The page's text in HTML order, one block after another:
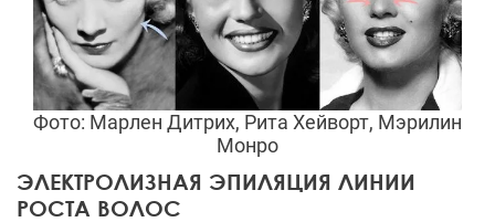
Фото: Марлен Дитрих, Рита Хейворт, Мэрилин
Монро
ЭЛЕКТРОЛИЗНАЯ ЭПИЛЯЦИЯ ЛИНИИ
РОСТА ВОЛОС